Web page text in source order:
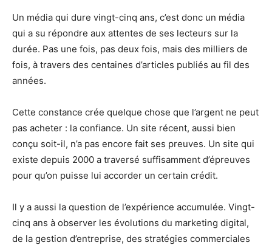
Un média qui dure vingt-cinq ans, c’est donc un média
qui a su répondre aux attentes de ses lecteurs sur la
durée. Pas une fois, pas deux fois, mais des milliers de
fois, à travers des centaines d’articles publiés au fil des
années.
Cette constance crée quelque chose que l’argent ne peut
pas acheter : la confiance. Un site récent, aussi bien
conçu soit-il, n’a pas encore fait ses preuves. Un site qui
existe depuis 2000 a traversé suffisamment d’épreuves
pour qu’on puisse lui accorder un certain crédit.
Il y a aussi la question de l’expérience accumulée. Vingt-
cinq ans à observer les évolutions du marketing digital,
de la gestion d’entreprise, des stratégies commerciales